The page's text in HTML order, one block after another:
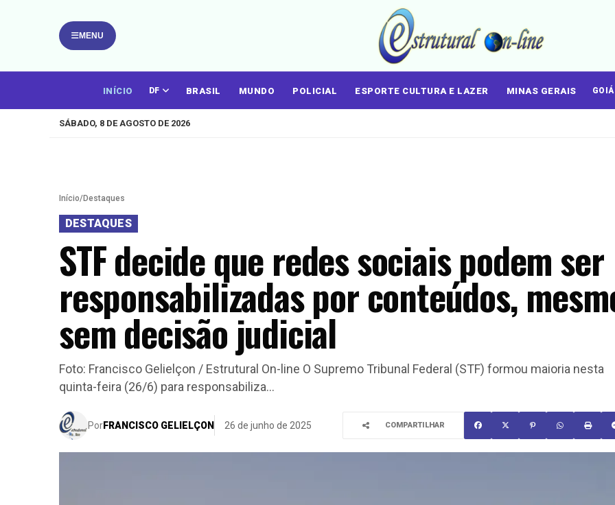
MENU
INÍCIO DF BRASIL MUNDO POLICIAL ESPORTE CULTURA E LAZER MINAS GERAIS
SÁBADO, 8 DE AGOSTO DE 2026
Início/Destaques
DESTAQUES
STF decide que redes sociais podem ser
responsabilizadas por conteúdos,
sem decisão judicial
Foto: Francisco Gelielçon / Estrutural On-line O Supremo Tribunal Federal (STF) formou maioria nesta
quinta-feira (26/6) para responsabiliza...
PorFRANCISCO GELIELÇON 26 de junho de 2025 COMPARTILHAR